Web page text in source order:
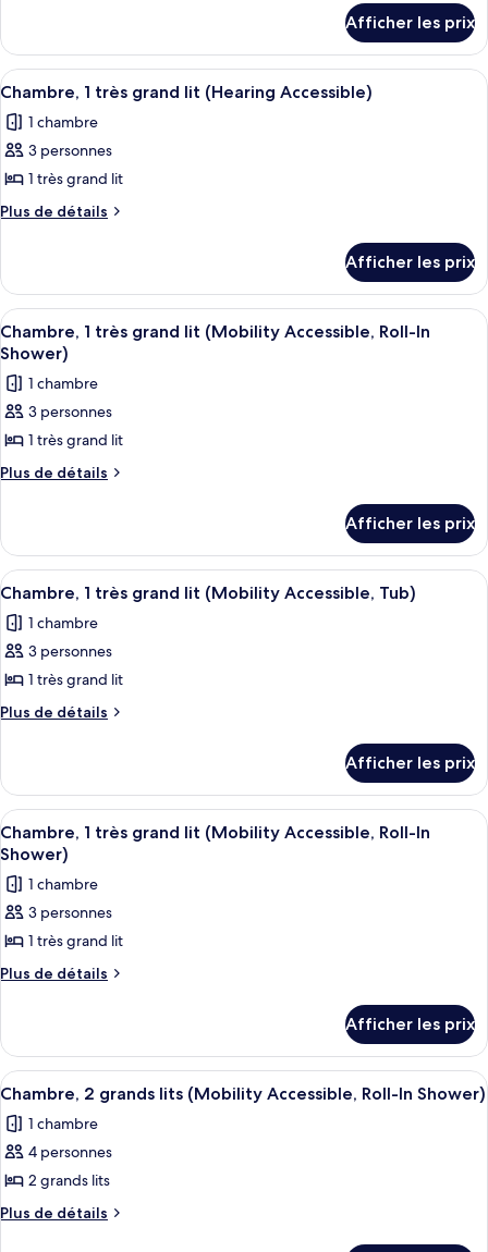
Chambre,
grands
lits
(Hearing
Accessible)
Chambre,
grands
(Hearing
Accessible)
Afficher les prix
Afficher
toutes
les
photos
pour
ce
chambre :
Chambre,
1
très
grand
lit
(Hearing
Accessible)
Une chambre d’hôtel avec un grand
5
Chambre, 1 très grand lit (Hearing Accessible)
1 chambre
3 personnes
1 très grand lit
Plus de détails
Plus
Chambre,
très
grand
(Hearing
Accessible)
Afficher les prix
Afficher
toutes
les
photos
pour
ce
type
Chambre,
très
grand
lit
(Mobility
Accessible,
Roll-
Une chambre d’hôtel avec un
5
Chambre, 1 très grand lit (Mobility Accessible, Roll-In
Shower)
1 chambre
3 personnes
1 très grand lit
Plus de détails
Plus
Chambre,
très
lit
(Mobility
Roll-
In
Shower)
Afficher les prix
Afficher
toutes
les
photos
pour
ce
chambre :
Chambre,
1
très
grand
lit
(Mobility
Accessible,
Tub)
Une chambre d’hôtel avec un
5
Chambre, 1 très grand lit (Mobility Accessible, Tub)
1 chambre
3 personnes
1 très grand lit
Plus de détails
Plus
Chambre,
très
grand
(Mobility
Accessible,
Afficher les prix
Afficher
toutes
les
photos
pour
ce
type
Chambre,
très
grand
lit
(Mobility
Accessible,
Roll-
Une chambre d’hôtel avec un
5
Chambre, 1 très grand lit (Mobility Accessible, Roll-In
Shower)
1 chambre
3 personnes
1 très grand lit
Plus de détails
Plus
Chambre,
très
lit
(Mobility
Roll-
In
Shower)
Afficher les prix
Afficher
toutes
les
photos
pour
ce
Une chambre d’hôtel avec deux lits,
5
Chambre, 2 grands lits (Mobility Accessible, Roll-In Shower)
1 chambre
4 personnes
2 grands lits
Plus de détails
Plus